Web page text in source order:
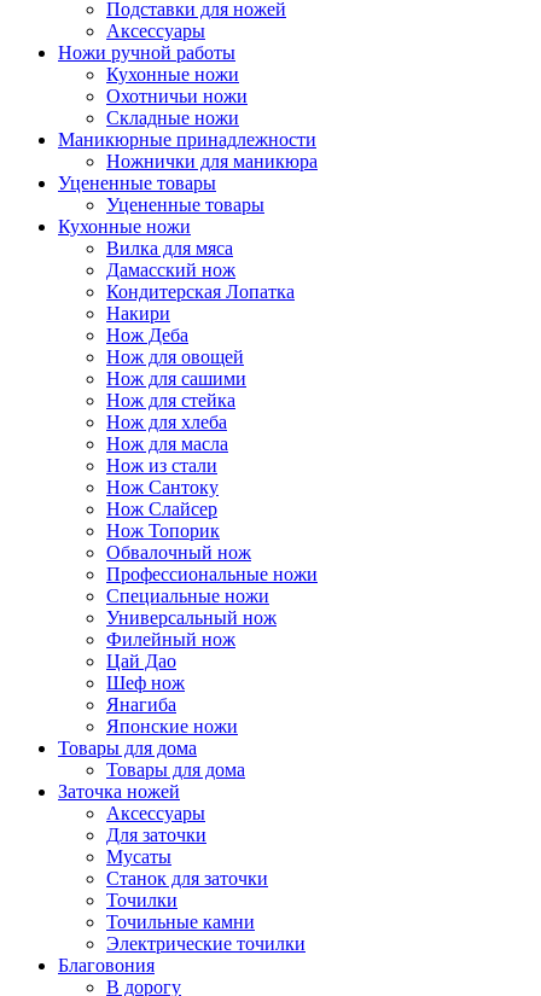
Подставки для ножей
Аксессуары
Ножи ручной работы
Кухонные ножи
Охотничьи ножи
Складные ножи
Маникюрные принадлежности
Ножнички для маникюра
Уцененные товары
Уцененные товары
Кухонные ножи
Вилка для мяса
Дамасский нож
Кондитерская Лопатка
Накири
Нож Деба
Нож для овощей
Нож для сашими
Нож для стейка
Нож для хлеба
Нож для масла
Нож из стали
Нож Сантоку
Нож Слайсер
Нож Топорик
Обвалочный нож
Профессиональные ножи
Специальные ножи
Универсальный нож
Филейный нож
Цай Дао
Шеф нож
Янагиба
Японские ножи
Товары для дома
Товары для дома
Заточка ножей
Аксессуары
Для заточки
Мусаты
Станок для заточки
Точилки
Точильные камни
Электрические точилки
Благовония
В дорогу